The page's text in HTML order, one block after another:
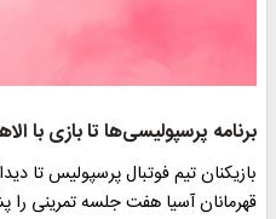
برنامه پرسپولیسی‌ها تا بازی با
بازیکنان تیم فوتبال پرسپولیس تا
قهرمانان آسیا هفت جلسه تمرینی را